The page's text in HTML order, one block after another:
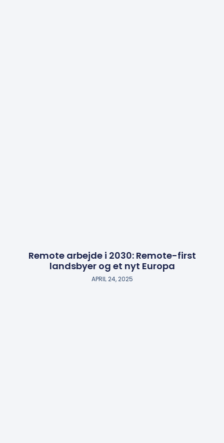
Remote arbejde i 2030: Remote-first
landsbyer og et nyt Europa
APRIL 24, 2025